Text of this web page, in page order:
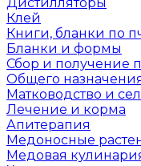
Клей
Книги, бланки по
Бланки и формы
Сбор и получение
Общего
Матководство и
Лечение и корма
Апитерапия
Медоносные
Медовая